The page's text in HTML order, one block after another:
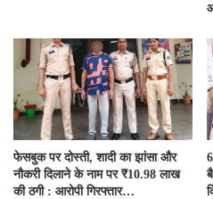
फेसबुक पर दोस्ती, शादी का झांसा और
नौकरी दिलाने के नाम पर ₹10.98 लाख
की ठगी : आरोपी गिरफ्तार…